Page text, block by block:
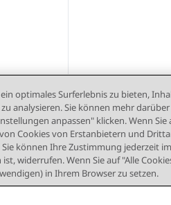
optimales Surferlebnis zu bieten,
analysieren. Sie können mehr
anpassen" klicken. Wenn
Cookies von Erstanbietern und
können Ihre Zustimmung jederzeit
widerrufen. Wenn Sie auf "Alle
in Ihrem Browser zu setzen.